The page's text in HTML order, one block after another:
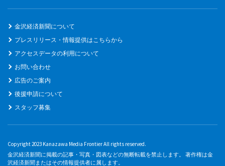
金沢経済新聞について
プレスリリース・情報提供はこちらから
アクセスデータの利用について
お問い合わせ
広告のご案内
後援申請について
スタッフ募集
Copyright 2023 Kanazawa Media Frontier All rights reserved.
金沢経済新聞に掲載の記事・写真・図表などの無断転載を禁止します。 著作権は金
沢経済新聞またはその情報提供者に属します。